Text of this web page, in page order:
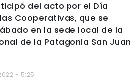
del acto por el Día
Cooperativas, que se
en la sede local de la
de la Patagonia San Juan
2022 - 5:25